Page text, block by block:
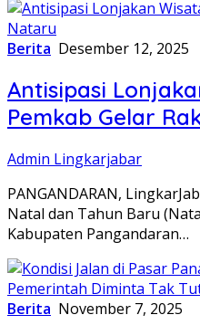
Berita Desember 12, 2025
Antisipasi
Pemkab Gelar
Admin Lingkarjabar
PANGANDARAN,
Natal dan Tahun Baru
Kabupaten Pangandaran…
Berita November 7, 2025